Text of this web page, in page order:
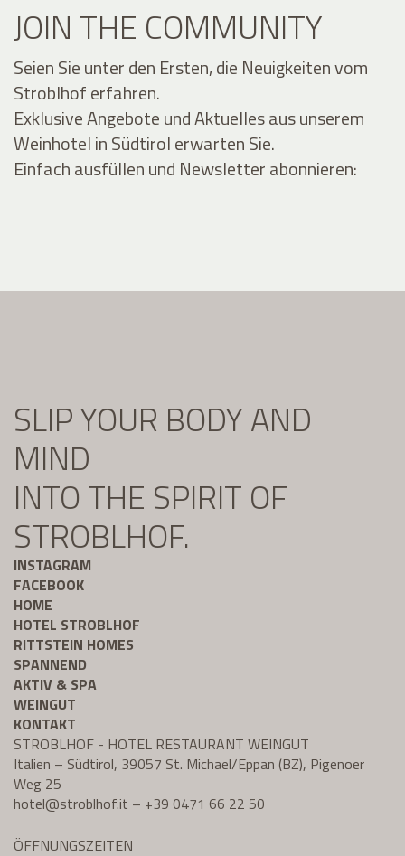
JOIN THE COMMUNITY
Seien Sie unter den Ersten, die Neuigkeiten vom
Stroblhof erfahren.
Exklusive Angebote und Aktuelles aus unserem
Weinhotel in Südtirol erwarten Sie.
Einfach ausfüllen und Newsletter abonnieren:
SLIP YOUR BODY AND
MIND
INTO THE SPIRIT OF
STROBLHOF.
INSTAGRAM
FACEBOOK
HOME
HOTEL STROBLHOF
RITTSTEIN HOMES
SPANNEND
AKTIV & SPA
WEINGUT
KONTAKT
STROBLHOF - HOTEL RESTAURANT WEINGUT
Italien – Südtirol, 39057 St. Michael/Eppan (BZ), Pigenoer
Weg 25
hotel@stroblhof.it – +39 0471 66 22 50
ÖFFNUNGSZEITEN